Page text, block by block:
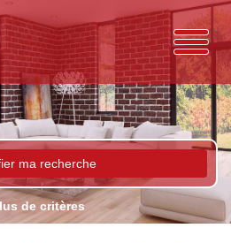
ma recherche
de critères